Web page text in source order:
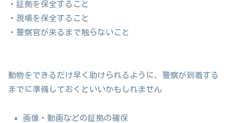
・証拠を保全すること
・現場を保全すること
・警察官が来るまで触らないこと
動物をできるだけ早く助けられるように、警察が到着する
までに準備しておくといいかもしれません
画像・動画などの証拠の確保